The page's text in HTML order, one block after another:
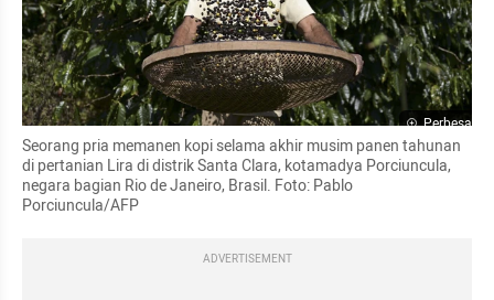
Perbesar
Seorang pria memanen kopi selama akhir musim panen tahunan
di pertanian Lira di distrik Santa Clara, kotamadya Porciuncula,
negara bagian Rio de Janeiro, Brasil. Foto: Pablo
Porciuncula/AFP
ADVERTISEMENT